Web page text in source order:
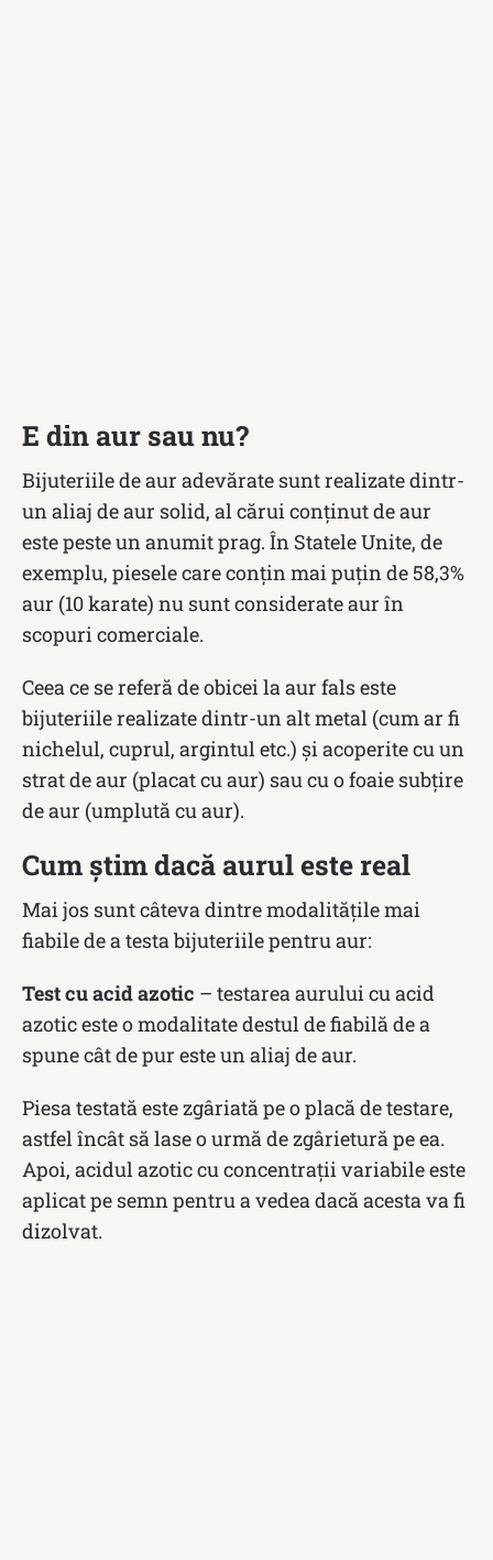
E din aur sau nu?
Bijuteriile de aur adevărate sunt realizate dintr-
un aliaj de aur solid, al cărui conținut de aur
este peste un anumit prag. În Statele Unite, de
exemplu, piesele care conțin mai puțin de 58,3%
aur (10 karate) nu sunt considerate aur în
scopuri comerciale.
Ceea ce se referă de obicei la aur fals este
bijuteriile realizate dintr-un alt metal (cum ar fi
nichelul, cuprul, argintul etc.) și acoperite cu un
strat de aur (placat cu aur) sau cu o foaie subțire
de aur (umplută cu aur).
Cum știm dacă aurul este real
Mai jos sunt câteva dintre modalitățile mai
fiabile de a testa bijuteriile pentru aur:
Test cu acid azotic – testarea aurului cu acid
azotic este o modalitate destul de fiabilă de a
spune cât de pur este un aliaj de aur.
Piesa testată este zgâriată pe o placă de testare,
astfel încât să lase o urmă de zgârietură pe ea.
Apoi, acidul azotic cu concentrații variabile este
aplicat pe semn pentru a vedea dacă acesta va fi
dizolvat.